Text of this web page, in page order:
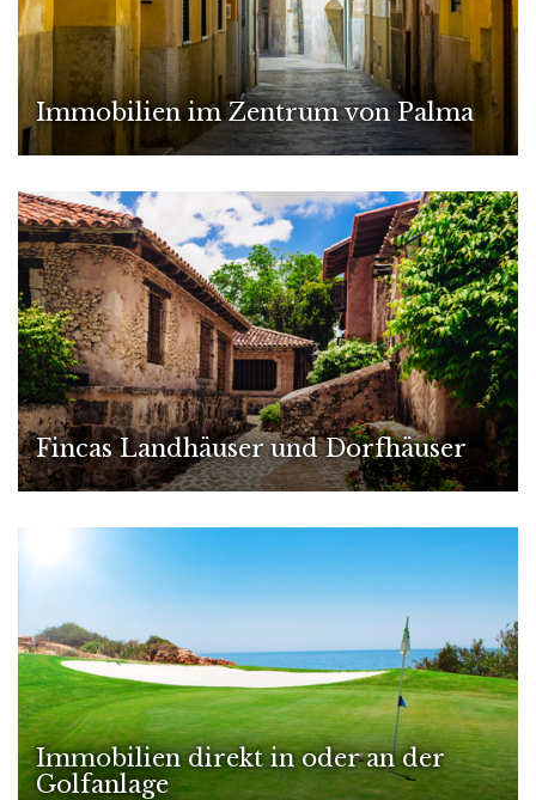
Immobilien im Zentrum von Palma
Fincas Landhäuser und Dorfhäuser
Immobilien direkt in oder an der
Golfanlage